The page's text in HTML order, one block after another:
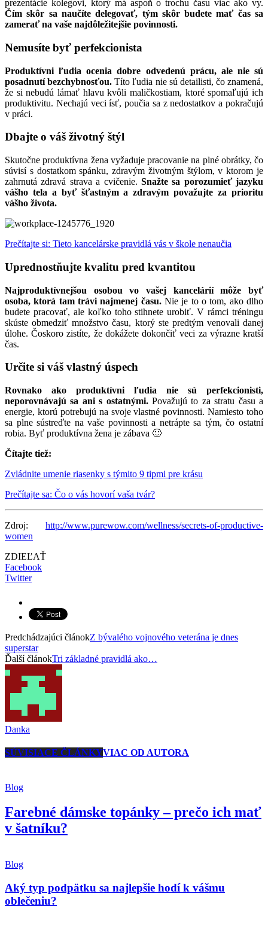
prezentácie kolegovi, ktorý má aspoň o trochu času viac ako vy.
Čím skôr sa naučíte delegovať, tým skôr budete mať čas sa
zamerať na vaše najdôležitejšie povinnosti.
Nemusíte byť perfekcionista
Produktívni ľudia ocenia dobre odvedenú prácu, ale nie sú
posadnutí bezchybnosťou. Títo ľudia nie sú detailisti, čo znamená,
že si nebudú lámať hlavu kvôli maličkostiam, ktoré spomaľujú ich
produktivitu. Nechajú veci ísť, poučia sa z nedostatkov a pokračujú
v práci.
Dbajte o váš životný štýl
Skutočne produktívna žena vyžaduje pracovanie na plné obrátky, čo
súvisí s dostatkom spánku, zdravým životným štýlom, v ktorom je
zahrnutá zdravá strava a cvičenie. Snažte sa porozumieť jazyku
vášho tela a byť šťastným a zdravým považujte za prioritu
vášho života.
Prečítajte si: Tieto kancelárske pravidlá vás v škole nenaučia
Uprednostňujte kvalitu pred kvantitou
Najproduktívnejšou osobou vo vašej kancelárií môže byť
osoba, ktorá tam trávi najmenej času.Nie je to o tom, ako dlho
budete pracovať, ale koľko toho stihnete urobiť. V rámci tréningu
skúste obmedziť množstvo času, ktorý ste predtým venovali danej
úlohe. Čoskoro zistíte, že dokážete dokončiť veci za výrazne kratší
čas.
Určite si váš vlastný úspech
Rovnako ako produktívni ľudia nie sú perfekcionisti,
neporovnávajú sa ani s ostatnými.Považujú to za stratu času a
energie, ktorú potrebujú na svoje vlastné povinnosti. Namiesto toho
sa plne sústreďte na vaše povinnosti a netrápte sa tým, čo ostatní
robia. Byť produktívna žena je zábava 🙂
Čítajte tiež:
Zvládnite umenie riasenky s týmito 9 tipmi pre krásu
Prečítajte sa: Čo o vás hovorí vaša tvár?
Zdroj: http://www.purewow.com/wellness/secrets-of-productive-
women
ZDIEĽAŤ
Facebook
Twitter
Predchádzajúci článokZ bývalého vojnového veterána je dnes
superstar
Ďalší článokTri základné pravidlá ako…
Danka
SÚVISIACE ČLÁNKYVIAC OD AUTORA
Blog
Farebné dámske topánky – prečo ich mať
v šatníku?
Blog
Aký typ podpätku sa najlepšie hodí k vášmu
oblečeniu?